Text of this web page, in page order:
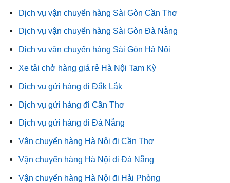
Dịch vụ vận chuyển hàng Sài Gòn Cần Thơ
Dịch vụ vận chuyển hàng Sài Gòn Đà Nẵng
Dịch vụ vận chuyển hàng Sài Gòn Hà Nội
Xe tải chở hàng giá rẻ Hà Nội Tam Kỳ
Dịch vụ gửi hàng đi Đắk Lắk
Dịch vụ gửi hàng đi Cần Thơ
Dịch vụ gửi hàng đi Đà Nẵng
Vận chuyển hàng Hà Nội đi Cần Thơ
Vận chuyển hàng Hà Nội đi Đà Nẵng
Vận chuyển hàng Hà Nội đi Hải Phòng